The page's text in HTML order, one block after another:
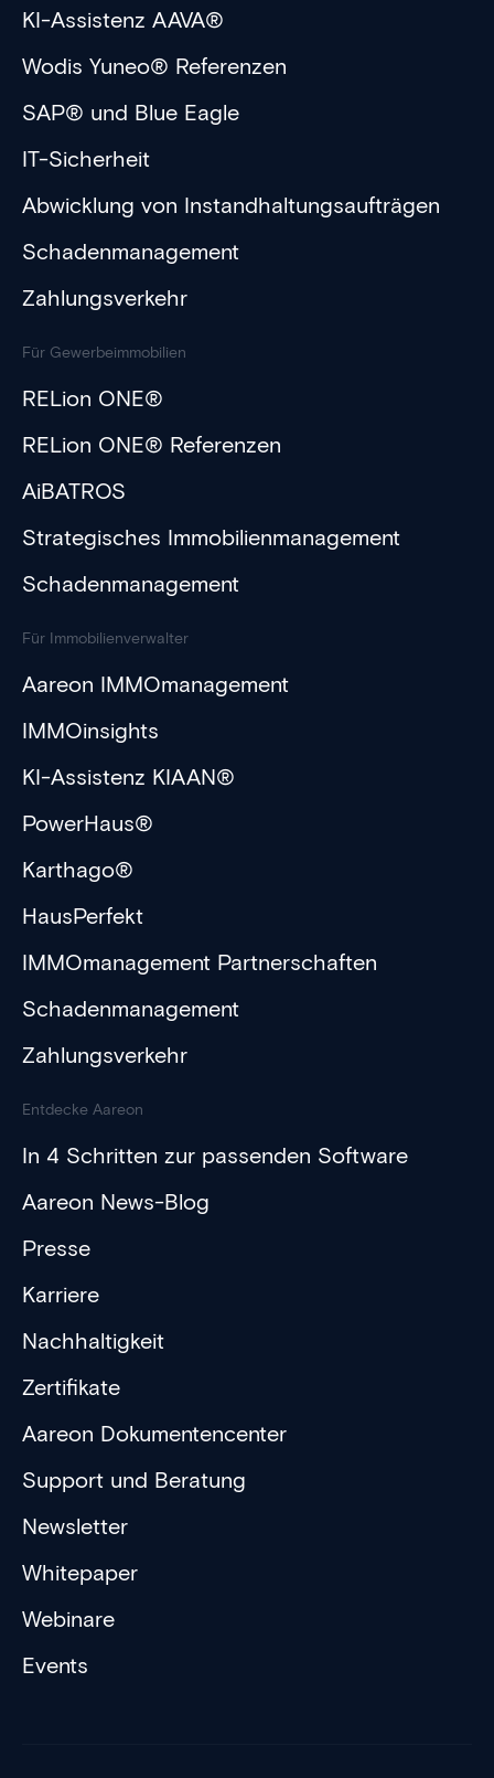
KI-Assistenz AAVA®
Wodis Yuneo® Referenzen
SAP® und Blue Eagle
IT-Sicherheit
Abwicklung von Instandhaltungsaufträgen
Schadenmanagement
Zahlungsverkehr
Für Gewerbeimmobilien
RELion ONE®
RELion ONE® Referenzen
AiBATROS
Strategisches Immobilienmanagement
Schadenmanagement
Für Immobilienverwalter
Aareon IMMOmanagement
IMMOinsights
KI-Assistenz KIAAN®
PowerHaus®
Karthago®
HausPerfekt
IMMOmanagement Partnerschaften
Schadenmanagement
Zahlungsverkehr
Entdecke Aareon
In 4 Schritten zur passenden Software
Aareon News-Blog
Presse
Karriere
Nachhaltigkeit
Zertifikate
Aareon Dokumentencenter
Support und Beratung
Newsletter
Whitepaper
Webinare
Events